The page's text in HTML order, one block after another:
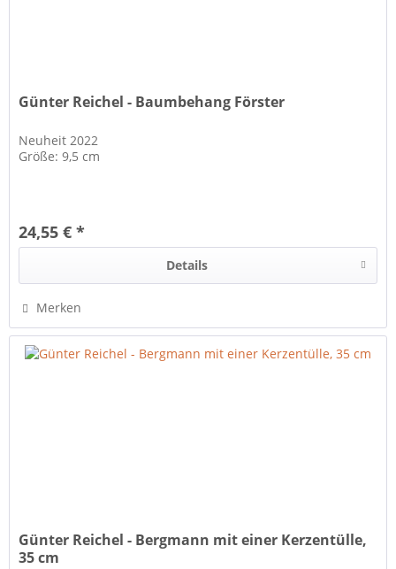
Günter Reichel - Baumbehang Förster
Neuheit 2022
Größe: 9,5 cm
24,55 € *
Details
Merken
Günter Reichel - Bergmann mit einer Kerzentülle,
35 cm